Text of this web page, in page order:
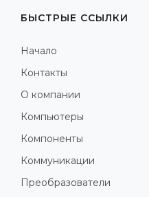
БЫСТРЫЕ ССЫЛКИ
Начало
Контакты
О компании
Компьютеры
Компоненты
Коммуникации
Преобразователи